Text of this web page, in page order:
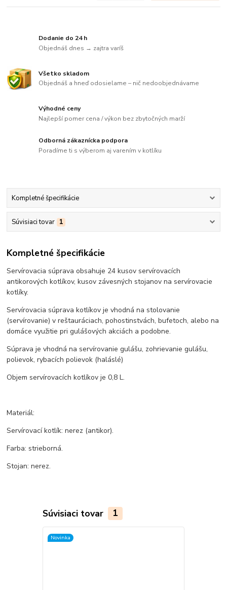
Dodanie do 24 h
Objednáš dnes → zajtra varíš
Všetko skladom
Objednáš a hneď odosielame – nič nedoobjednávame
Výhodné ceny
Najlepší pomer cena / výkon bez zbytočných marží
Odborná zákaznícka podpora
Poradíme ti s výberom aj varením v kotlíku
Kompletné špecifikácie
Súvisiaci tovar 1
Kompletné špecifikácie
Servírovacia súprava obsahuje 24 kusov servírovacích
antikorových kotlíkov, kusov závesných stojanov na servírovacie
kotlíky.
Servírovacia súprava kotlíkov je vhodná na stolovanie
(servírovanie) v reštauráciach, pohostinstvách, bufetoch, alebo na
domáce využitie pri gulášových akciách a podobne.
Súprava je vhodná na servírovanie gulášu, zohrievanie gulášu,
polievok, rybacích polievok (haláslé)
Objem servírovacích kotlíkov je 0,8 L.
Materiál:
Servírovací kotlík: nerez (antikor).
Farba: strieborná.
Stojan: nerez.
Súvisiaci tovar 1
Novinka